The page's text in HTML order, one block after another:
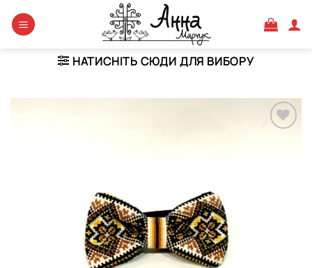
НАТИСНІТЬ СЮДИ ДЛЯ ВИБОРУ